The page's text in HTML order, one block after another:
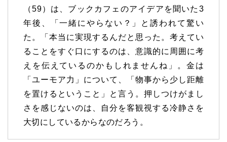
（59）は、ブックカフェのアイデアを聞いた3
年後、「一緒にやらない？」と誘われて驚い
た。「本当に実現するんだと思った。考えてい
ることをすぐ口にするのは、意識的に周囲に考
えを伝えているのかもしれませんね」。金は
「ユーモア力」について、「物事から少し距離
を置けるということ」と言う。押しつけがまし
さを感じないのは、自分を客観視する冷静さを
大切にしているからなのだろう。